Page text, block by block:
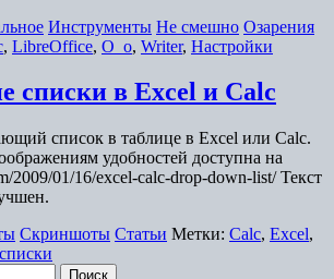
Инструменты Не смешно Озарения
, LibreOffice, O_o, Writer, Настройки
списки в Excel и Calc
список в таблице в Excel или Calc.
удобностей доступна на
2009/01/16/excel-calc-drop-down-list/ Текст
Скриншоты Статьи Метки: Calc, Excel,